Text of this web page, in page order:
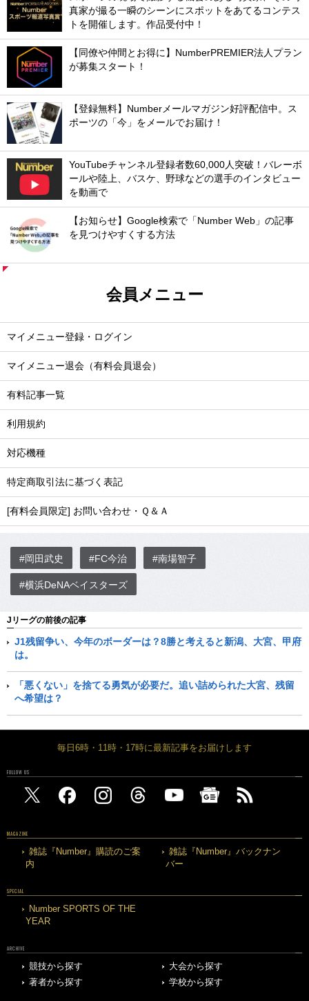
真家が撮る一瞬のシーンにスポットをあてるコンテス
トを開催します。作品受付中！
【同僚や仲間とお得に】NumberPREMIER法人プラン
が募集スタート！
【登録無料】Numberメールマガジン好評配信中。ス
ポーツの「今」をメールでお届け！
YouTubeチャンネル登録者数60,000人突破！バレーボ
ールや陸上、バスケ、野球などの選手のインタビュー
を動画で
【お知らせ】Google検索で「Number Web」の記事
を見つけやすくする方法
会員メニュー
マイメニュー登録・ログイン
マイメニュー退会（有料会員退会）
有料記事一覧
利用規約
対応機種
特定商取引法に基づく表記
[有料会員限定] お問い合わせ・Ｑ＆Ａ
#岡田武史 #FC今治 #南場智子
#横浜DeNAベイスターズ
Jリーグの前後の記事
J1残留争い、今年のボーダーは？8勝と考えると新潟、大宮、甲府
は。
「悪くない」を捨てる勇気が必要だ。追い詰められた大宮、残留
へ希望は？
毎日6時・11時・17時に最新記事をお届けします
FOLLOW US
MAGAZINE
雑誌『Number』購読のご案
内
雑誌『Number』バックナン
バー
SPECIAL
Number SPORTS OF THE
YEAR
ARCHIVE
競技から探す
大会から探す
著者から探す
学校から探す